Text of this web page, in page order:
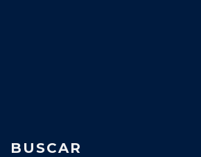
BUSCAR